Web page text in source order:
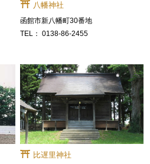
八幡神社
函館市新八幡町30番地
0138-86-2455
比遅里神社